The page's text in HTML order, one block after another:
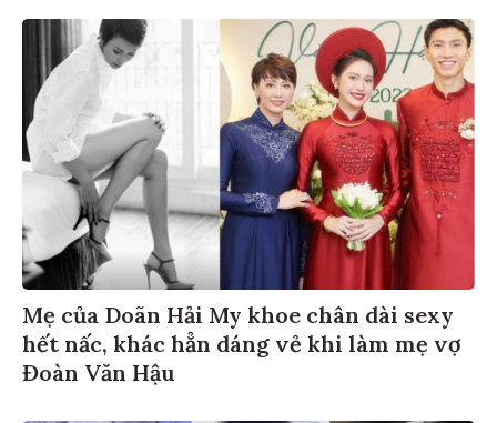
Mẹ của Doãn Hải My khoe chân dài sexy
hết nấc, khác hẳn dáng vẻ khi làm mẹ vợ
Đoàn Văn Hậu